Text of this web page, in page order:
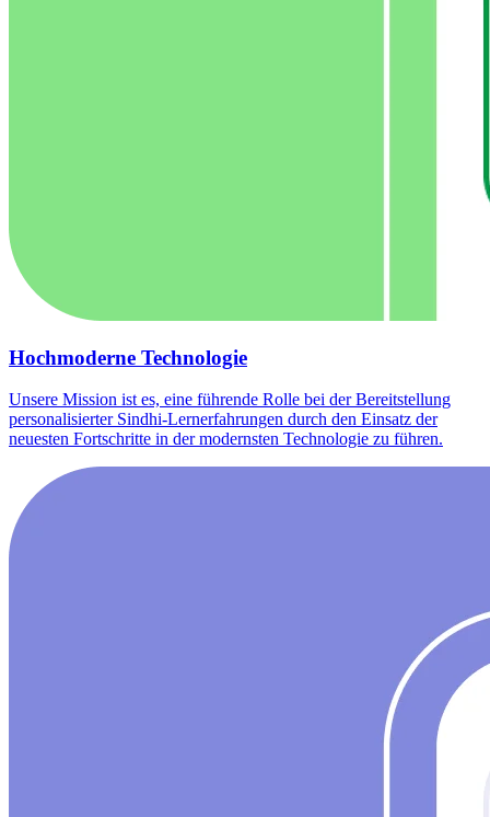
Hochmoderne Technologie
Unsere Mission ist es, eine führende Rolle bei der Bereitstellung
personalisierter Sindhi-Lernerfahrungen durch den Einsatz der
neuesten Fortschritte in der modernsten Technologie zu führen.